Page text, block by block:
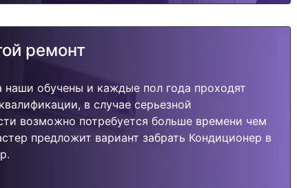
ремонт
наши обучены и каждые пол года проходят
в случае серьезной
возможно потребуется больше времени чем
предложит вариант забрать Кондиционер в